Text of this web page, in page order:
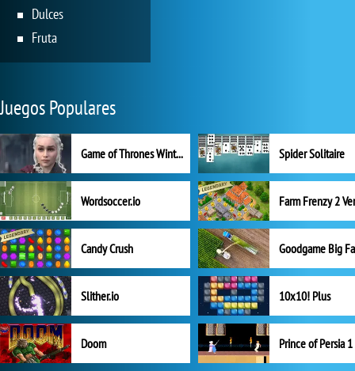
Dulces
Fruta
Juegos Populares
Game of Thrones Winter is Coming Spider Solitaire
Wordsoccer.io
Candy Crush Goodgame Big
Slither.io 10x10! Plus
Doom Prince of Persia 1